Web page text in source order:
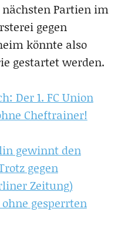
Partien im
gegen
könnte also
gestartet werden.
Der 1. FC Union
Cheftrainer!
gewinnt den
gegen
Zeitung)
gesperrten